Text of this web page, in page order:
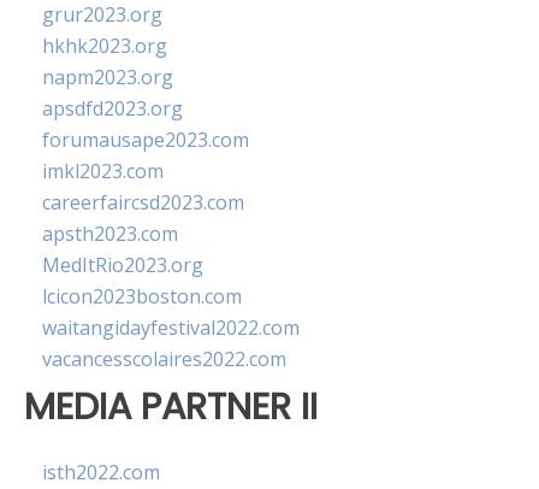
grur2023.org
hkhk2023.org
napm2023.org
apsdfd2023.org
forumausape2023.com
imkl2023.com
careerfaircsd2023.com
apsth2023.com
MedItRio2023.org
lcicon2023boston.com
waitangidayfestival2022.com
vacancesscolaires2022.com
MEDIA PARTNER II
isth2022.com